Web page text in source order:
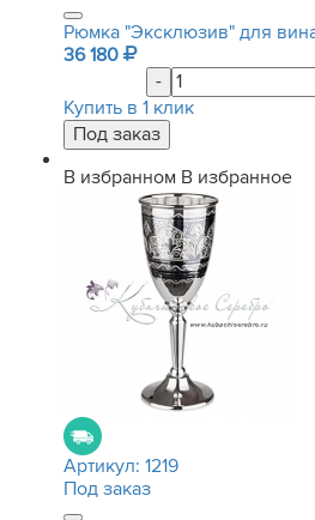
Рюмка "Эксклюзив" для
36 180
-
Купить в 1 клик
В избранном В избранное
Артикул: 1219
Под заказ